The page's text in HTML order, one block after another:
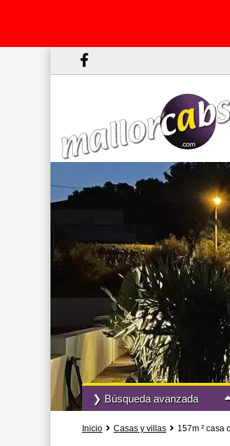
❯ Búsqueda avanzada
Todas las acciones
Inicio Casas y villas 157m ² casa